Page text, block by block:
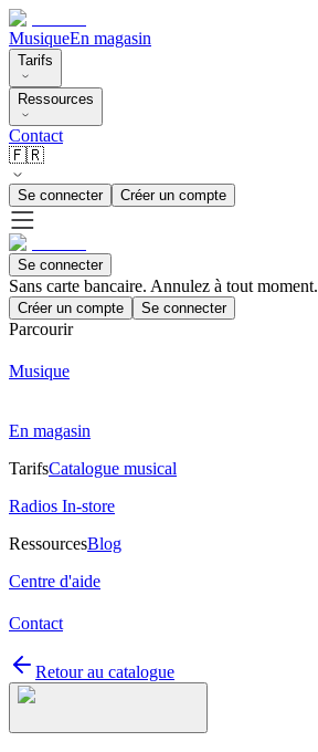
MusiqueEn magasin
Tarifs
Ressources
Contact
🇫🇷
Se connecter Créer un compte
Se connecter
Sans carte bancaire. Annulez à tout moment.
Créer un compte Se connecter
Parcourir
Musique
En magasin
TarifsCatalogue musical
Radios In-store
RessourcesBlog
Centre d'aide
Contact
Retour au catalogue